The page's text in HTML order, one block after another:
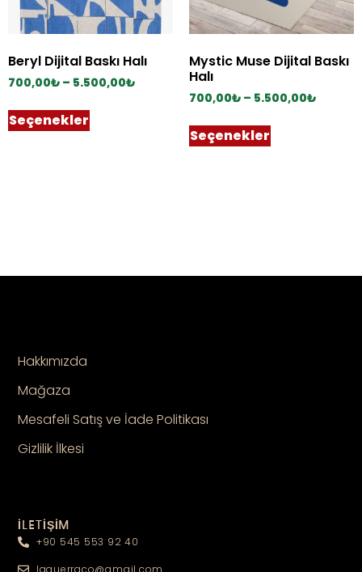
Beryl Dijital Baskı Halı
700,00₺ – 5.500,00₺
Seçenekler
Mystic Muse Dijital Baskı
Halı
700,00₺ – 5.500,00₺
Seçenekler
Hakkımızda
Mağaza
Mesafeli Satış ve İade Politikası
Gizlilik İlkesi
İLETİŞİM
+90 545 553 92 40